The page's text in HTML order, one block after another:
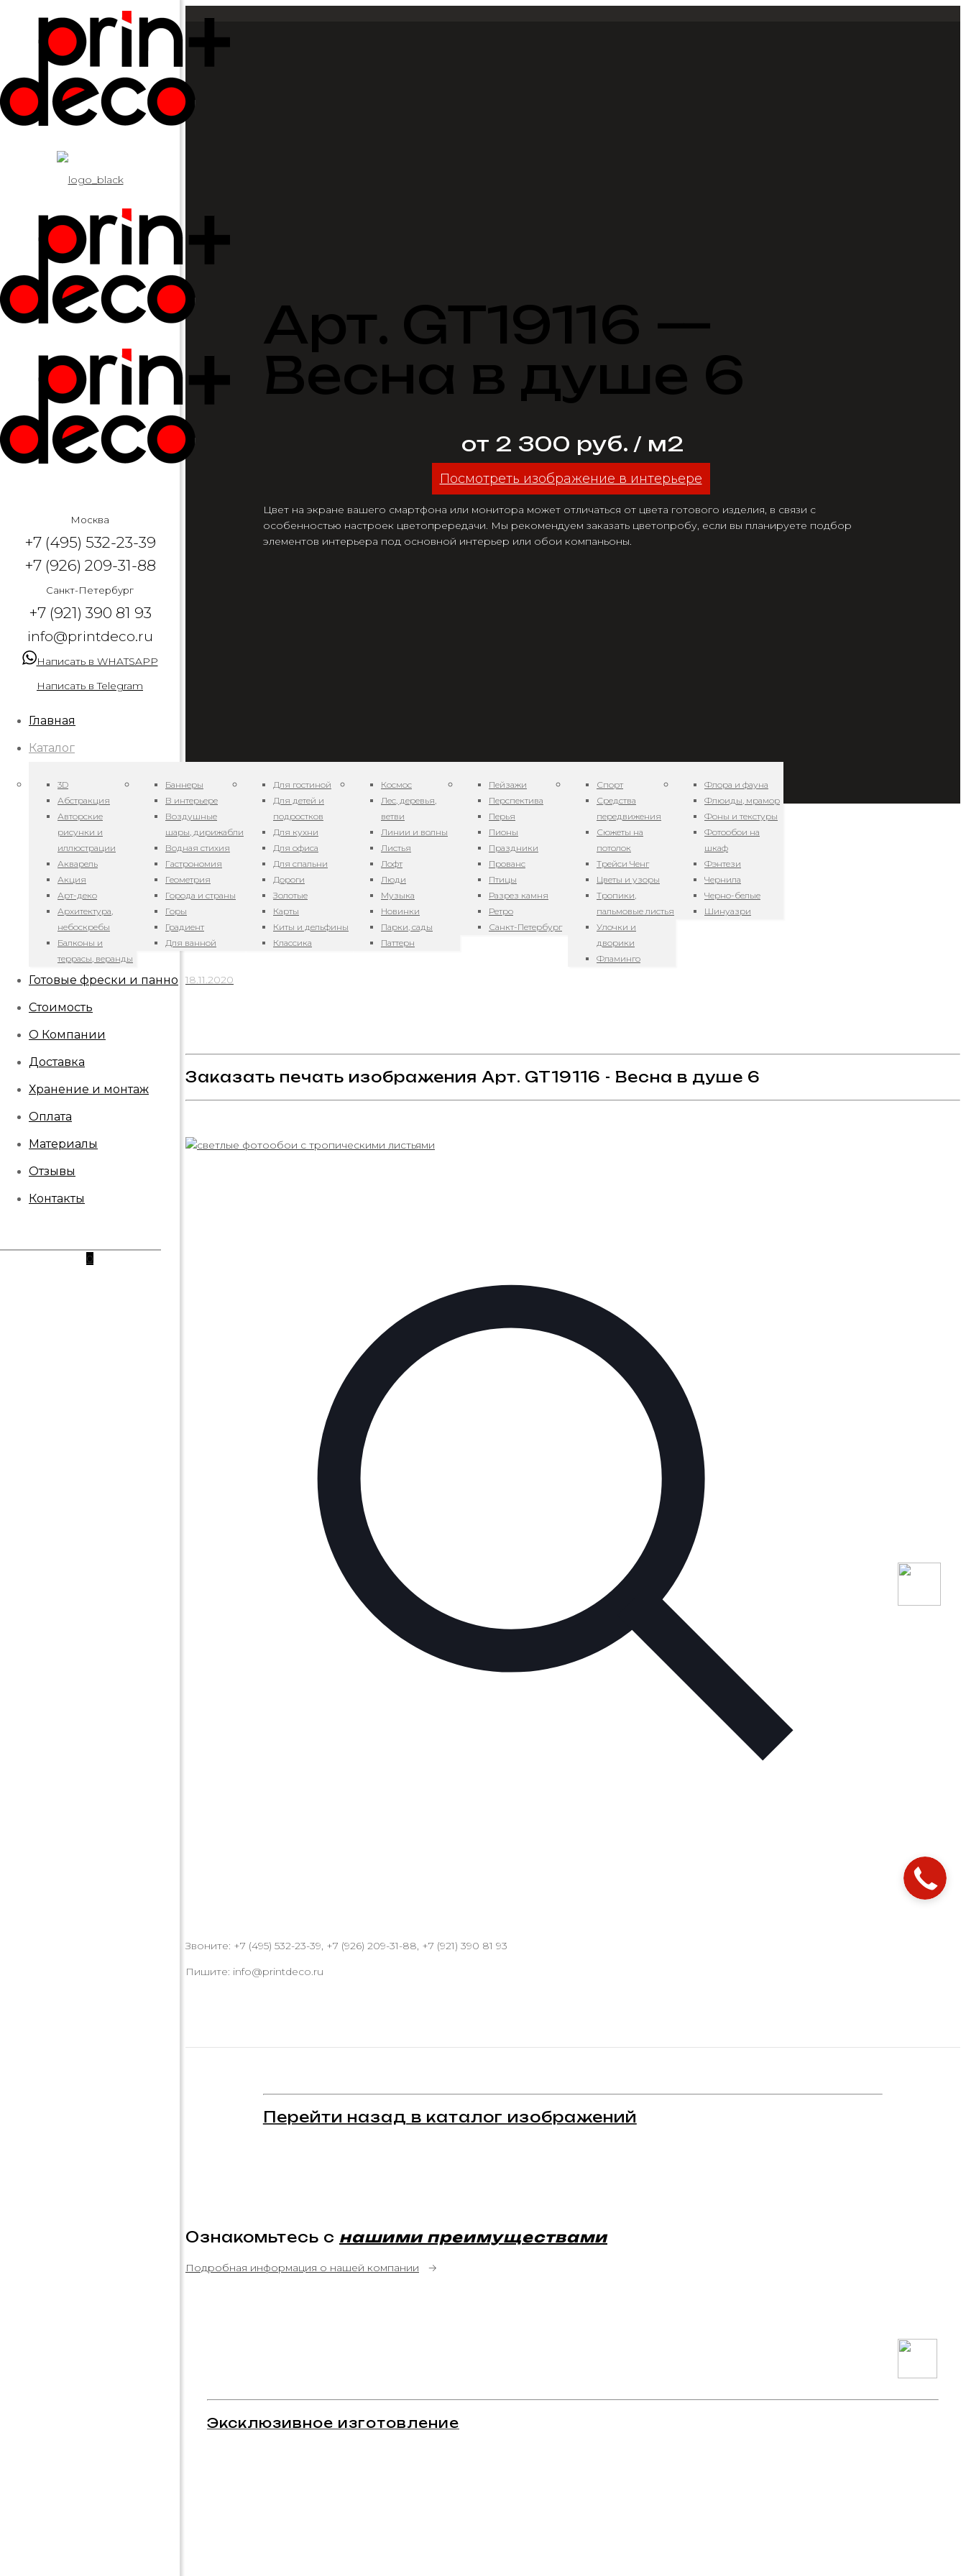
Москва
+7 (495) 532-23-39
+7 (926) 209-31-88
Санкт-Петербург
+7 (921) 390 81 93
info@printdeco.ru
Написать в WHATSAPP
Написать в Telegram
Главная
Каталог
3D
Абстракция
Авторские
рисунки и
иллюстрации
Акварель
Акция
Арт-деко
Архитектура,
небоскребы
Балконы и
террасы, веранды
Баннеры
В интерьере
Воздушные
шары, дирижабли
Водная стихия
Гастрономия
Геометрия
Города и страны
Горы
Градиент
Для ванной
Для гостиной
Для детей и
подростков
Для кухни
Для офиса
Для спальни
Дороги
Золотые
Карты
Киты и дельфины
Классика
Космос
Лес, деревья,
ветви
Линии и волны
Листья
Лофт
Люди
Музыка
Новинки
Парки, сады
Паттерн
Пейзажи
Перспектива
Перья
Пионы
Праздники
Прованс
Птицы
Разрез камня
Ретро
Санкт-Петербург
Спорт
Средства
передвижения
Сюжеты на
потолок
Трейси Ченг
Цветы и узоры
Тропики,
пальмовые листья
Улочки и
дворики
Фламинго
Флора и фауна
Флюиды, мрамор
Фоны и текстуры
Фотообои на
шкаф
Фэнтези
Чернила
Черно-белые
Шинуазри
Готовые фрески и панно
Стоимость
О Компании
Доставка
Хранение и монтаж
Оплата
Материалы
Отзывы
Контакты
0
Арт. GT19116 —
Весна в душе 6
от 2 300 руб. / м2
Посмотреть изображение в интерьере
Цвет на экране вашего смартфона или монитора может отличаться от цвета готового изделия, в связи с
особенностью настроек цветопрередачи. Мы рекомендуем заказать цветопробу, если вы планируете подбор
элементов интерьера под основной интерьер или обои компаньоны.
Арт. GT19117 — Весна в душе 7
18.11.2020
Арт. GT19115 — Весна в душе 5
18.11.2020
Заказать печать изображения Арт. GT19116 - Весна в душе 6
Звоните: +7 (495) 532-23-39, +7 (926) 209-31-88, +7 (921) 390 81 93
Пишите: info@printdeco.ru
Перейти назад в каталог изображений
Ознакомьтесь с нашими преимуществами
Подробная информация о нашей компании →
Эксклюзивное изготовление